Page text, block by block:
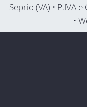
Seprio (VA) • P.IVA
•